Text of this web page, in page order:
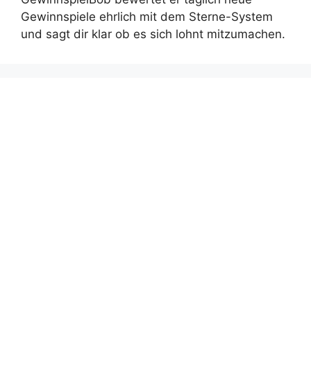
Gewinnspiele ehrlich mit dem Sterne-System
und sagt dir klar ob es sich lohnt mitzumachen.